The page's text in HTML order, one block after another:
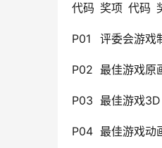
代码 奖项 代码
P01 评委会游戏
P02 最佳游戏原
P03 最佳游戏
P04 最佳游戏动